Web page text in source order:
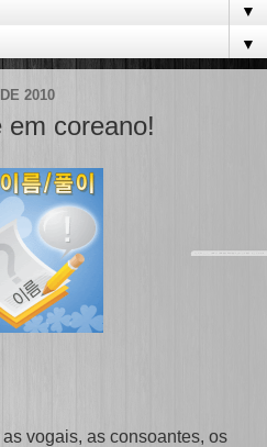
▼
▼
2010
em coreano!
vogais, as consoantes, os